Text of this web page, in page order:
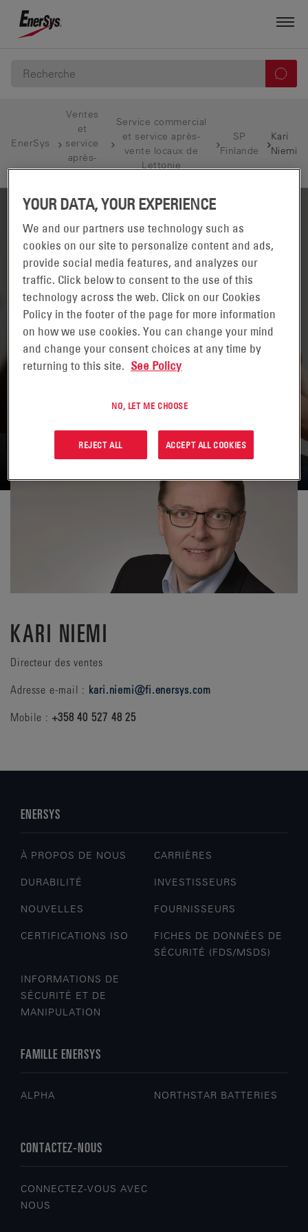
EnerSys
Ventes
et
service
après-
vente
Service commercial
et service après-
vente locaux de
Lettonie
SP
Finlande
Kari
Niemi
REVENIR AUX CONTACTS
KARI NIEMI
Directeur des ventes
Adresse e-mail : kari.niemi@fi.enersys.com
Mobile :+358 40 527 48 25
ENERSYS
À PROPOS DE NOUS CARRIÈRES
DURABILITÉ INVESTISSEURS
NOUVELLES FOURNISSEURS
CERTIFICATIONS ISO
FICHES DE DONNÉES DE
SÉCURITÉ (FDS/MSDS)
INFORMATIONS DE
SÉCURITÉ ET DE
MANIPULATION
FAMILLE ENERSYS
ALPHA NORTHSTAR BATTERIES
CONTACTEZ-NOUS
CONNECTEZ-VOUS AVEC
NOUS
YOUR DATA, YOUR EXPERIENCE
We and our partners use technology such as
cookies on our site to personalize content and ads,
provide social media features, and analyzes our
traffic. Click below to consent to the use of this
technology across the web. Click on our Cookies
Policy in the footer of the page for more information
on how we use cookies. You can change your mind
and change your consent choices at any time by
returning to this site. See Policy
NO, LET ME CHOOSE
REJECT ALL ACCEPT ALL COOKIES